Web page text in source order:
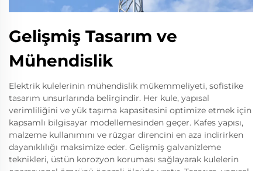
Gelişmiş Tasarım ve
Mühendislik
Elektrik kulelerinin mühendislik mükemmeliyeti, sofistike
tasarım unsurlarında belirgindir. Her kule, yapısal
verimliliğini ve yük taşıma kapasitesini optimize etmek için
kapsamlı bilgisayar modellemesinden geçer. Kafes yapısı,
malzeme kullanımını ve rüzgar direncini en aza indirirken
dayanıklılığı maksimize eder. Gelişmiş galvanizleme
teknikleri, üstün korozyon koruması sağlayarak kulelerin